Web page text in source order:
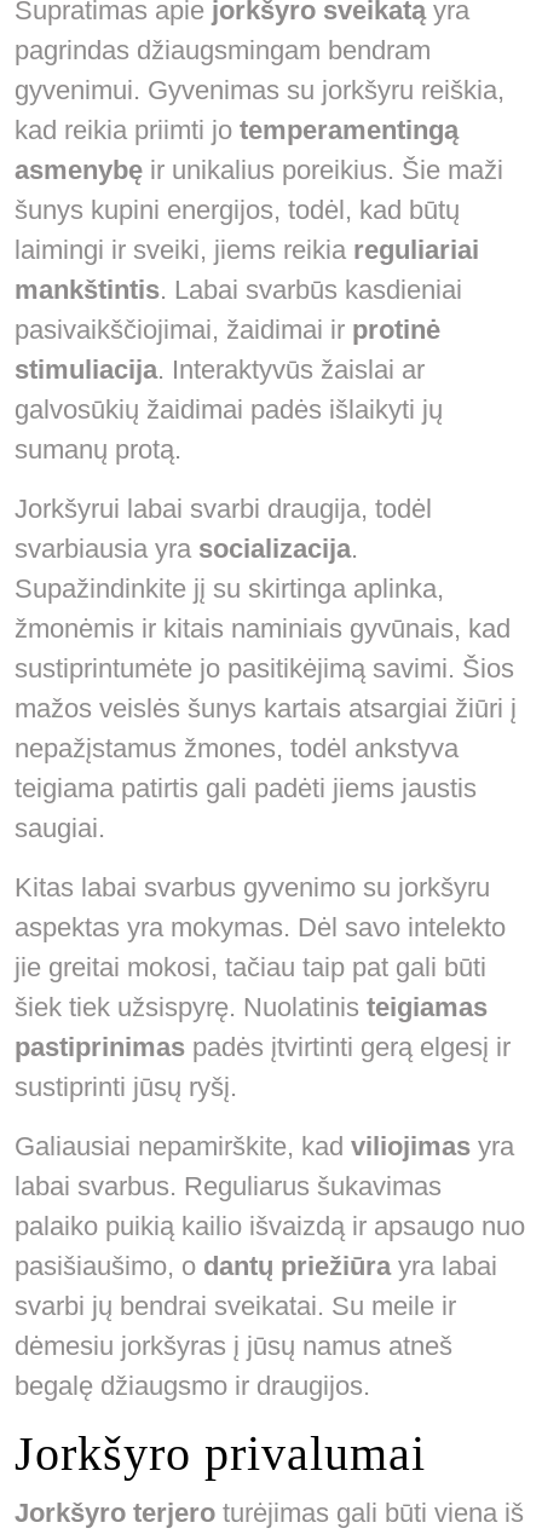
Supratimas apie jorkšyro sveikatąyra
pagrindas džiaugsmingam bendram
gyvenimui. Gyvenimas su jorkšyru reiškia,
kad reikia priimti jo temperamentingą
asmenybę ir unikalius poreikius. Šie maži
šunys kupini energijos, todėl, kad būtų
laimingi ir sveiki, jiems reikia reguliariai
mankštintis. Labai svarbūs kasdieniai
pasivaikščiojimai, žaidimai ir protinė
stimuliacija. Interaktyvūs žaislai ar
galvosūkių žaidimai padės išlaikyti jų
sumanų protą.
Jorkšyrui labai svarbi draugija, todėl
svarbiausia yra socializacija.
Supažindinkite jį su skirtinga aplinka,
žmonėmis ir kitais naminiais gyvūnais, kad
sustiprintumėte jo pasitikėjimą savimi. Šios
mažos veislės šunys kartais atsargiai žiūri į
nepažįstamus žmones, todėl ankstyva
teigiama patirtis gali padėti jiems jaustis
saugiai.
Kitas labai svarbus gyvenimo su jorkšyru
aspektas yra mokymas. Dėl savo intelekto
jie greitai mokosi, tačiau taip pat gali būti
šiek tiek užsispyrę. Nuolatinis teigiamas
pastiprinimas padės įtvirtinti gerą elgesį ir
sustiprinti jūsų ryšį.
Galiausiai nepamirškite, kad viliojimas yra
labai svarbus. Reguliarus šukavimas
palaiko puikią kailio išvaizdą ir apsaugo nuo
pasišiaušimo, o dantų priežiūrayra labai
svarbi jų bendrai sveikatai. Su meile ir
dėmesiu jorkšyras į jūsų namus atneš
begalę džiaugsmo ir draugijos.
Jorkšyro privalumai
Jorkšyro terjero turėjimas gali būti viena iš